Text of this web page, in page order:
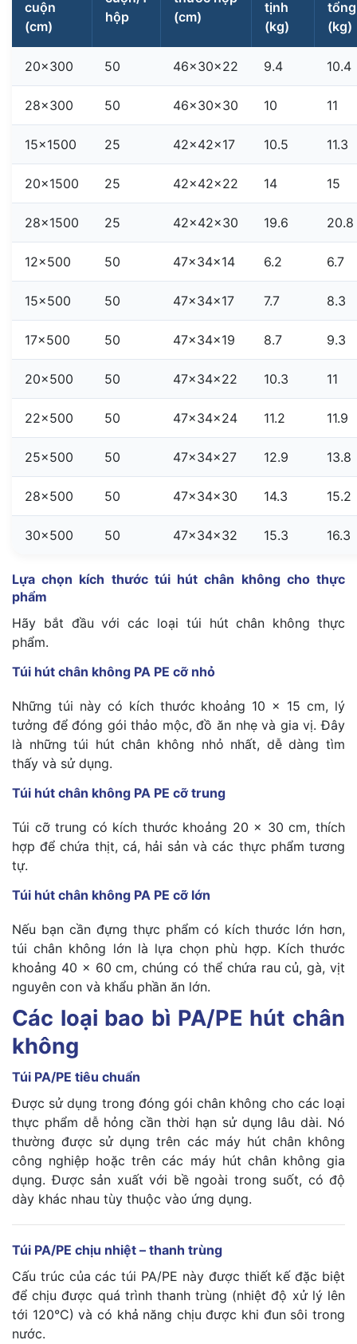
cuộn
(cm)
hộp
(cm)
tịnh
(kg)
tổng
(kg)
20×300 50 46x30x22 9.4 10.4
28×300 50 46x30x30 10 11
15×1500 25 42x42x17 10.5 11.3
20×1500 25 42x42x22 14 15
28×1500 25 42x42x30 19.6 20.8
12×500 50 47x34x14 6.2 6.7
15×500 50 47x34x17 7.7 8.3
17×500 50 47x34x19 8.7 9.3
20×500 50 47x34x22 10.3 11
22×500 50 47x34x24 11.2 11.9
25×500 50 47x34x27 12.9 13.8
28×500 50 47x34x30 14.3 15.2
30×500 50 47x34x32 15.3 16.3
Lựa chọn kích thước túi hút chân không cho thực
phẩm
Hãy bắt đầu với các loại túi hút chân không thực
phẩm.
Túi hút chân không PA PE cỡ nhỏ
Những túi này có kích thước khoảng 10 x 15 cm, lý
tưởng để đóng gói thảo mộc, đồ ăn nhẹ và gia vị. Đây
là những túi hút chân không nhỏ nhất, dễ dàng tìm
thấy và sử dụng.
Túi hút chân không PA PE cỡ trung
Túi cỡ trung có kích thước khoảng 20 x 30 cm, thích
hợp để chứa thịt, cá, hải sản và các thực phẩm tương
tự.
Túi hút chân không PA PE cỡ lớn
Nếu bạn cần đựng thực phẩm có kích thước lớn hơn,
túi chân không lớn là lựa chọn phù hợp. Kích thước
khoảng 40 x 60cm, chúng có thể chứa rau củ, gà, vịt
nguyên con và khẩu phần ăn lớn.
Các loại bao bì PA/PE hút chân
không
Túi PA/PE tiêu chuẩn
Được sử dụng trong đóng gói chân không cho các loại
thực phẩm dễ hỏng cần thời hạn sử dụng lâu dài. Nó
thường được sử dụng trên các máy hút chân không
công nghiệp hoặc trên các máy hút chân không gia
dụng. Được sản xuất với bề ngoài trong suốt, có độ
dày khác nhau tùy thuộc vào ứng dụng.
Túi PA/PE chịu nhiệt – thanh trùng
Cấu trúc của các túi PA/PE này được thiết kế đặc biệt
để chịu được quá trình thanh trùng (nhiệt độ xử lý lên
tới 120°C) và có khả năng chịu được khi đun sôi trong
nước.